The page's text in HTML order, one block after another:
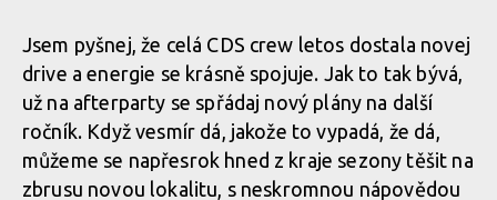
Report z Czech Downtown Series: Svatou horou nejrychleji
prolétl Leták
Report z Czech Downtown Series: Svatou horou nejrychleji
prolétl Leták
Jsem pyšnej, že celá CDS crew letos dostala novej
drive a energie se krásně spojuje. Jak to tak bývá,
už na afterparty se spřádaj nový plány na další
ročník. Když vesmír dá, jakože to vypadá, že dá,
můžeme se napřesrok hned z kraje sezony těšit na
zbrusu novou lokalitu, s neskromnou nápovědou